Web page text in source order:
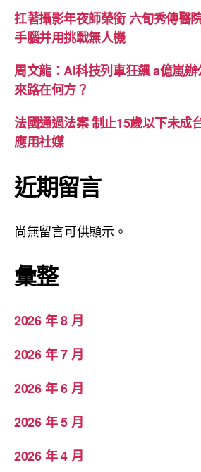
扛著攝影年夜師榮銜 六旬秀傳醫
手腦并用挑戰無人機
周文龍：AI科技列車狂飆 a億嵐
來路在何方？
法國通過法案 制止15歲以下未成
應用社媒
近期留言
尚無留言可供顯示。
彙整
2026 年 8 月
2026 年 7 月
2026 年 6 月
2026 年 5 月
2026 年 4 月